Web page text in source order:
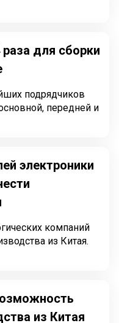
для сборки
подрядчиков
передней и
электроники
компаний
из Китая.
из Китая